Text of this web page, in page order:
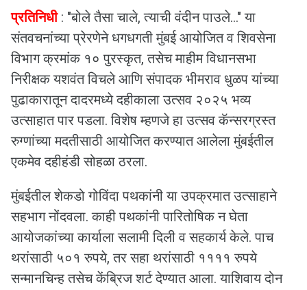
प्रतिनिधी: "बोले तैसा चाले, त्याची वंदीन पाउले…" या
संतवचनांच्या प्रेरणेने धगधगती मुंबई आयोजित व शिवसेना
विभाग क्रमांक १० पुरस्कृत, तसेच माहीम विधानसभा
निरीक्षक यशवंत विचले आणि संपादक भीमराव धुळप यांच्या
पुढाकारातून दादरमध्ये दहीकाला उत्सव २०२५ भव्य
उत्साहात पार पडला. विशेष म्हणजे हा उत्सव कॅन्सरग्रस्त
रुग्णांच्या मदतीसाठी आयोजित करण्यात आलेला मुंबईतील
एकमेव दहीहंडी सोहळा ठरला.
मुंबईतील शेकडो गोविंदा पथकांनी या उपक्रमात उत्साहाने
सहभाग नोंदवला. काही पथकांनी पारितोषिक न घेता
आयोजकांच्या कार्याला सलामी दिली व सहकार्य केले. पाच
थरांसाठी ५०१ रुपये, तर सहा थरांसाठी ११११ रुपये
सन्मानचिन्ह तसेच केंब्रिज शर्ट देण्यात आला. याशिवाय दोन